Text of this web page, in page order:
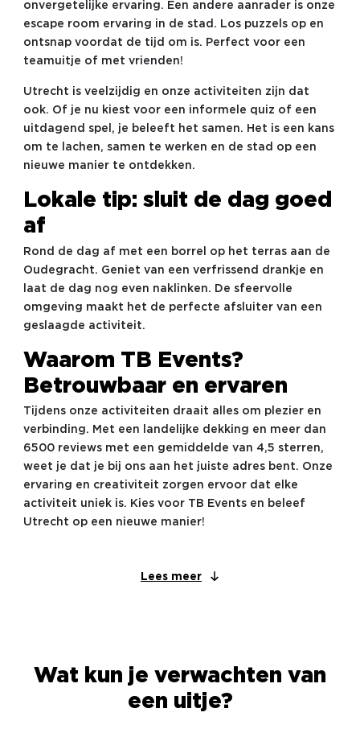
onvergetelijke ervaring. Een andere aanrader is onze
escape room ervaring in de stad. Los puzzels op en
ontsnap voordat de tijd om is. Perfect voor een
teamuitje of met vrienden!
Utrecht is veelzijdig en onze activiteiten zijn dat
ook. Of je nu kiest voor een informele quiz of een
uitdagend spel, je beleeft het samen. Het is een kans
om te lachen, samen te werken en de stad op een
nieuwe manier te ontdekken.
Lokale tip: sluit de dag goed
af
Rond de dag af met een borrel op het terras aan de
Oudegracht. Geniet van een verfrissend drankje en
laat de dag nog even naklinken. De sfeervolle
omgeving maakt het de perfecte afsluiter van een
geslaagde activiteit.
Waarom TB Events?
Betrouwbaar en ervaren
Tijdens onze activiteiten draait alles om plezier en
verbinding. Met een landelijke dekking en meer dan
6500 reviews met een gemiddelde van 4,5 sterren,
weet je dat je bij ons aan het juiste adres bent. Onze
ervaring en creativiteit zorgen ervoor dat elke
activiteit uniek is. Kies voor TB Events en beleef
Utrecht op een nieuwe manier!
Lees meer
Wat kun je verwachten van
een uitje?